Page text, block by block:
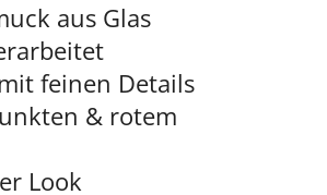
aus Glas
feinen Details
& rotem
Look